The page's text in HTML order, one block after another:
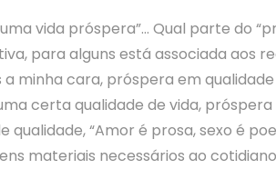
vida próspera”… Qual parte do
para alguns está associada aos
a minha cara, próspera em
certa qualidade de vida,
“Amor é prosa, sexo é
materiais necessários ao